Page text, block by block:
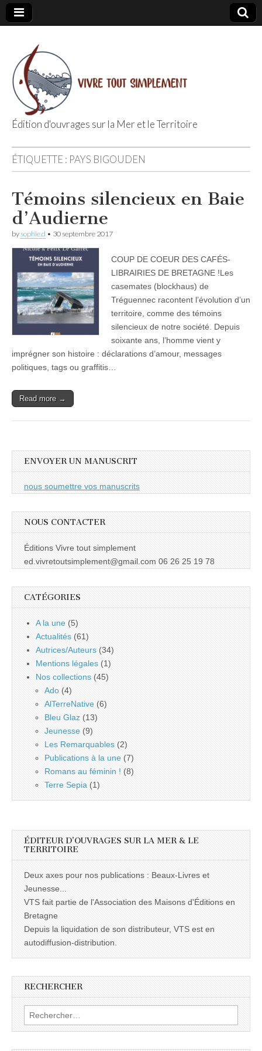
Editions Vivre
Tout
Simplement
Édition d'ouvrages sur la Mer et le Territoire
ÉTIQUETTE : PAYS BIGOUDEN
Témoins silencieux en Baie
d’Audierne
bysophie.d • 30 septembre 2017
COUP DE COEUR DES CAFÉS-
LIBRAIRIES DE BRETAGNE !Les
casemates (blockhaus) de
Tréguennec racontent l’évolution d’un
territoire, comme des témoins
silencieux de notre société. Depuis
soixante ans, l’homme vient y
imprégner son histoire : déclarations d’amour, messages
politiques, tags ou graffitis…
Read more →
ENVOYER UN MANUSCRIT
nous soumettre vos manuscrits
NOUS CONTACTER
Éditions Vivre tout simplement
ed.vivretoutsimplement@gmail.com 06 26 25 19 78
CATÉGORIES
A la une (5)
Actualités (61)
Autrices/Auteurs (34)
Mentions légales (1)
Nos collections (45)
Ado (4)
AlTerreNative (6)
Bleu Glaz (13)
Jeunesse (9)
Les Remarquables (2)
Publications à la une (7)
Romans au féminin ! (8)
Terre Sepia (1)
ÉDITEUR D’OUVRAGES SUR LA MER & LE
TERRITOIRE
Deux axes pour nos publications : Beaux-Livres et
Jeunesse...
VTS fait partie de l'Association des Maisons d'Éditions en
Bretagne
Depuis la liquidation de son distributeur, VTS est en
autodiffusion-distribution.
RECHERCHER
Rechercher :